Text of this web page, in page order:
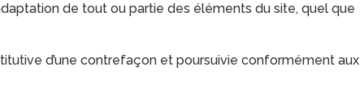
de tout ou partie des éléments du site, quel que
d’une contrefaçon et poursuivie conformément aux